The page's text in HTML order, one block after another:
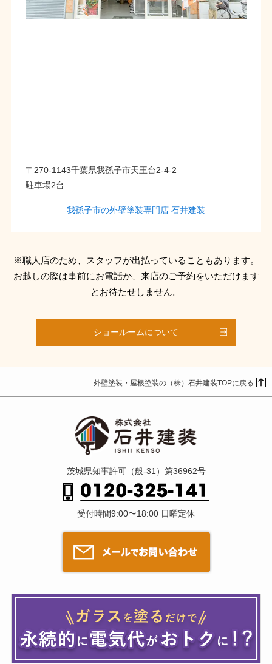
〒270-1143千葉県我孫子市天王台2-4-2
駐車場2台
我孫子市の外壁塗装専門店 石井建装
※職人店のため、スタッフが出払っていることもあります。
お越しの際は事前にお電話か、来店のご予約をいただけます
とお待たせしません。
ショールームについて
外壁塗装・屋根塗装の（株）石井建装TOPに戻る
茨城県知事許可（般-31）第36962号
受付時間9:00〜18:00 日曜定休